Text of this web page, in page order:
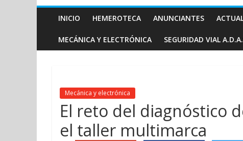
INICIO HEMEROTECA ANUNCIANTES
MECÁNICA Y ELECTRÓNICA SEGURIDAD VIAL
Mecánica y electrónica
El reto del diagnóstico
el taller multimarca